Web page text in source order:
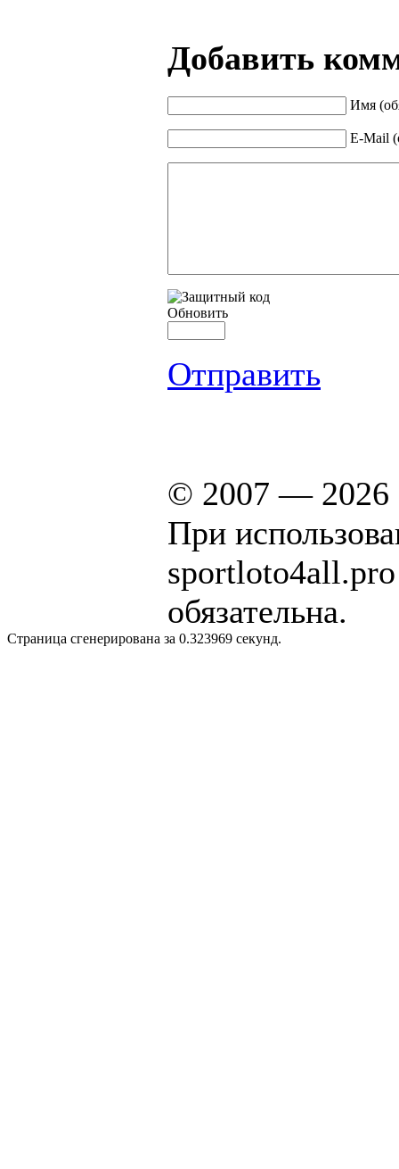
Добавить
Имя
E-Mail
Обновить
Отправить
© 2007 — 2026
При
обязательна.
Страница сгенерирована за 0.323969 секунд.